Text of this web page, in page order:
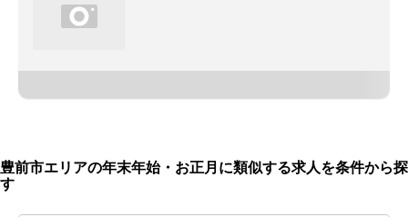
豊前市エリアの年末年始・お正月に類似する求人を条件から探
す